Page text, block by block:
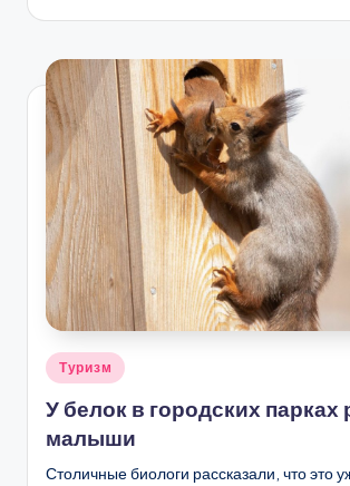
Опубликовано
Туризм
У белок в городских парках
малыши
Столичные биологи рассказали, что это